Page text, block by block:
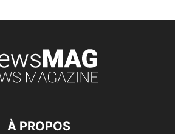
À PROPOS